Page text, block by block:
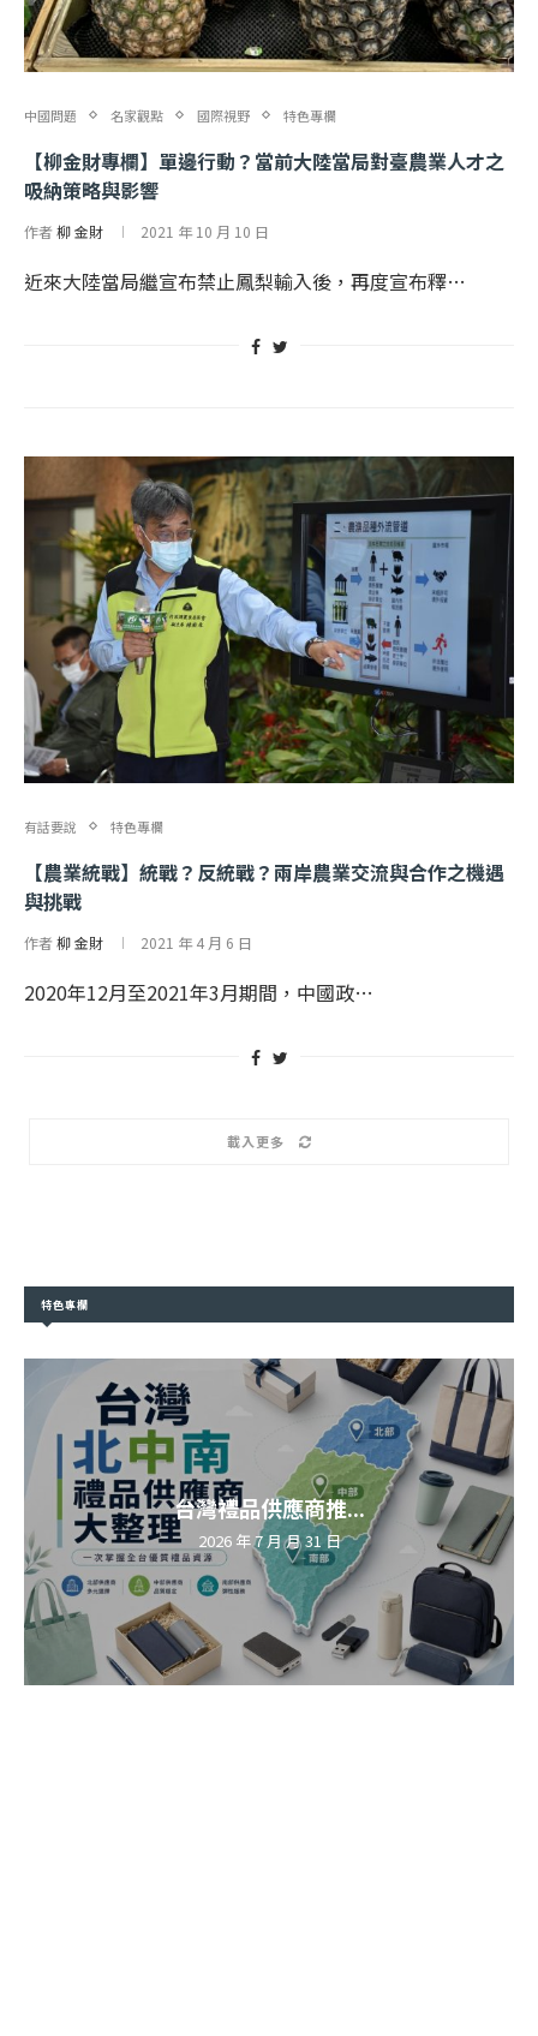
中國問題 名家觀點 國際視野 特色專欄
【柳金財專欄】單邊行動？當前大陸當局對臺農業人才之
吸納策略與影響
作者柳 金財 2021 年 10 月 10 日
近來大陸當局繼宣布禁止鳳梨輸入後，再度宣布釋…
有話要說 特色專欄
【農業統戰】統戰？反統戰？兩岸農業交流與合作之機遇
與挑戰
作者柳 金財 2021 年 4 月 6 日
2020年12月至2021年3月期間，中國政…
載入更多
特色專欄
台灣禮品供應商推...
2026 年 7 月 月 31 日